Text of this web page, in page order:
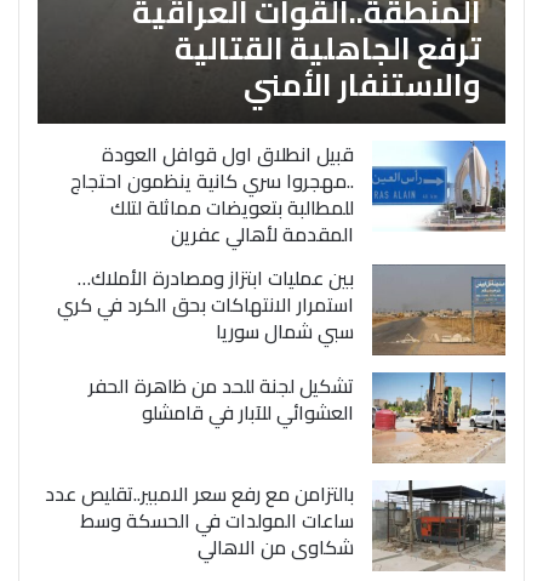
ترفع الجاهلية القتالية
والاستنفار الأمني
قبيل انطلاق اول قوافل العودة
..مهجروا سري كانية ينظمون احتجاج
للمطالبة بتعويضات مماثلة لتلك
المقدمة لأهالي عفرين
بين عمليات ابتزاز ومصادرة الأملاك…
استمرار الانتهاكات بحق الكرد في كري
سبي شمال سوريا
تشكيل لجنة للحد من ظاهرة الحفر
العشوائي للآبار في قامشلو
بالتزامن مع رفع سعر الامبير..تقليص عدد
ساعات المولدات في الحسكة وسط
شكاوى من الاهالي